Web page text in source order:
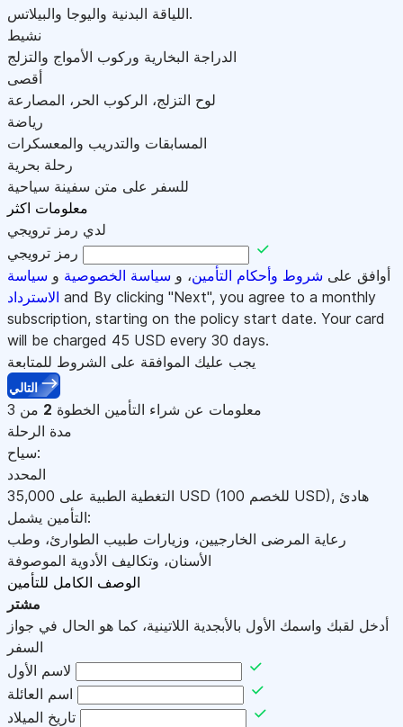
اللياقة البدنية واليوجا والبيلاتس.
نشيط
الدراجة البخارية وركوب الأمواج والتزلج
أقصى
لوح التزلج، الركوب الحر، المصارعة
رياضة
المسابقات والتدريب والمعسكرات
رحلة بحرية
للسفر على متن سفينة سياحية
معلومات اكثر
لدي رمز ترويجي
رمز ترويجي
أوافق على شروط وأحكام التأمين، و سياسة الخصوصية و سياسة
الاسترداد and By clicking "Next", you agree to a monthly
subscription, starting on the policy start date. Your card
will be charged 45 USD every 30 days.
يجب عليك الموافقة على الشروط للمتابعة
التالي
معلومات عن شراء التأمين الخطوة 2 من 3
مدة الرحلة
سياح:
المحدد
التغطية الطبية على 35,000 USD USD), هادئ
التأمين يشمل:
رعاية المرضى الخارجيين، وزيارات طبيب الطوارئ، وطب
الأسنان، وتكاليف الأدوية الموصوفة
الوصف الكامل للتأمين
مشتر
أدخل لقبك واسمك الأول بالأبجدية اللاتينية، كما هو الحال في جواز
السفر
لاسم الأول
اسم العائلة
تاريخ الميلاد